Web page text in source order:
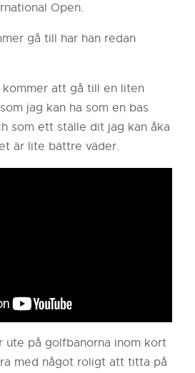
Open.
gå till har han redan
kommer att gå till en liten
jag kan ha som en bas
som ett ställe dit jag kan åka
är lite bättre väder.
ute på golfbanorna inom kort
med något roligt att titta på